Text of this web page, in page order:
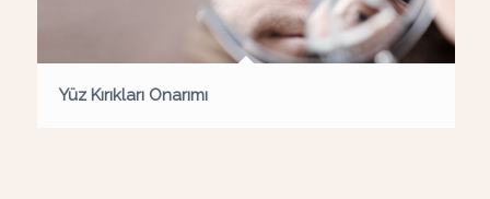
Yüz Kırıkları Onarımı